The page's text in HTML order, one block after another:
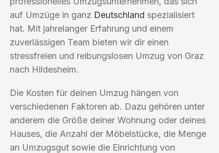
auf Umzüge in ganz Deutschland spezialisiert
hat. Mit jahrelanger Erfahrung und einem
zuverlässigen Team bieten wir dir einen
stressfreien und reibungslosen Umzug von Graz
nach Hildesheim.
Die Kosten für deinen Umzug hängen von
verschiedenen Faktoren ab. Dazu gehören unter
anderem die Größe deiner Wohnung oder deines
Hauses, die Anzahl der Möbelstücke, die Menge
an Umzugsgut sowie die Einrichtung von